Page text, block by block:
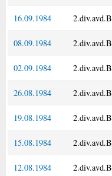
16.09.1984 2.div.avd.B
08.09.1984 2.div.avd.B
02.09.1984 2.div.avd.B
26.08.1984 2.div.avd.B
19.08.1984 2.div.avd.B
15.08.1984 2.div.avd.B
12.08.1984 2.div.avd.B